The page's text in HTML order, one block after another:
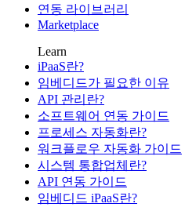
연동 라이브러리
Marketplace
Learn
iPaaS란?
임베디드가 필요한 이유
API 관리란?
소프트웨어 연동 가이드
프로세스 자동화란?
워크플로우 자동화 가이드
시스템 통합업체란?
API 연동 가이드
임베디드 iPaaS란?